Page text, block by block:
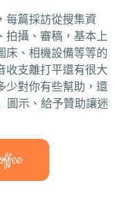
每篇採訪從搜集資
拍攝、審稿，基本上
床、相機設備等等的
收支離打平還有很大
少對你有些幫助，還
圖示、給予贊助讓迷